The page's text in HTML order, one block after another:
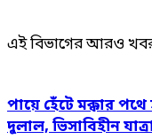
এই বিভাগের আরও
পায়ে হেঁটে মক্কার
দুলাল, ভিসাবিহীন